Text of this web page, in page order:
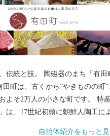
伝統と技。 陶磁器のまち「有田
よそ2万人の小さな町です。 特
は、17世紀初頭に朝鮮人陶工に
自治体紹介をもっと見